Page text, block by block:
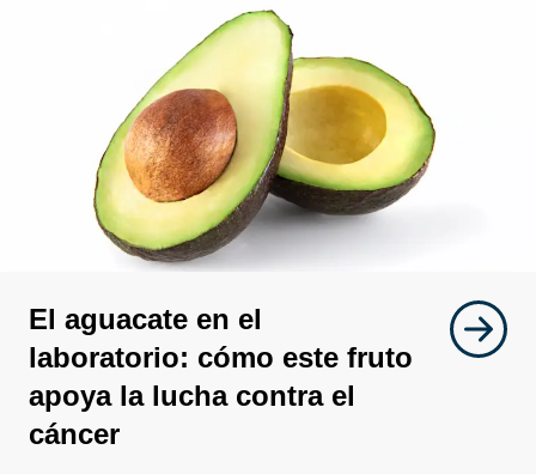
El aguacate en el
laboratorio: cómo este fruto
apoya la lucha contra el
cáncer